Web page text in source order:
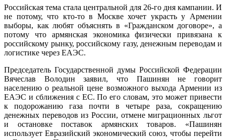
Российская тема стала центральной для 26-го дня кампании. И
не потому, что кто-то в Москве хочет украсть у Армении
выборы, как любят объяснять в «Гражданском договоре», а
потому что армянская экономика физически привязана к
российскому рынку, российскому газу, денежным переводам и
логистике через ЕАЭС.
Председатель Государственной думы Российской Федерации
Вячеслав Володин заявил, что Пашинян не говорит
населению о реальной цене возможного выхода Армении из
ЕАЭС и сближения с ЕС. По его словам, это может привести
к подорожанию газа почти в четыре раза, сокращению
денежных переводов из России, отмене миграционных льгот
и остановке поставок армянских товаров. «Пашинян
использует Евразийский экономический союз, чтобы перейти